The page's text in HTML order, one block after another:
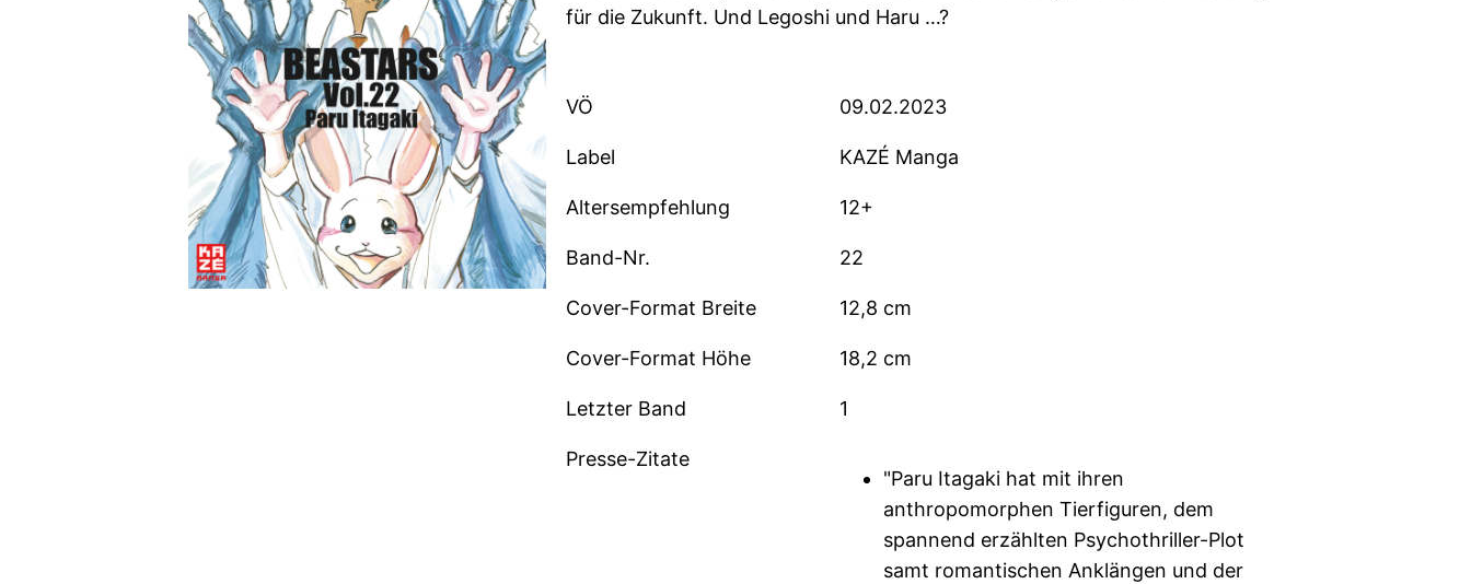
für die Zukunft. Und Legoshi und Haru …?
VÖ 09.02.2023
Label KAZÉ Manga
Altersempfehlung 12+
Band-Nr. 22
Cover-Format Breite 12,8 cm
Cover-Format Höhe 18,2 cm
Letzter Band 1
Presse-Zitate
"Paru Itagaki hat mit ihren
anthropomorphen Tierfiguren, dem
spannend erzählten Psychothriller-Plot
samt romantischen Anklängen und der